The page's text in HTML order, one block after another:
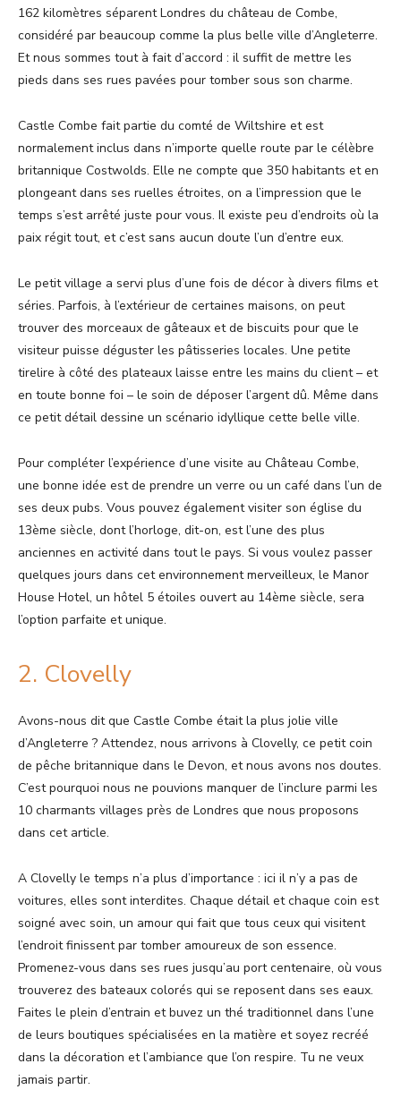
162 kilomètres séparent Londres du château de Combe,
considéré par beaucoup comme la plus belle ville d’Angleterre.
Et nous sommes tout à fait d’accord : il suffit de mettre les
pieds dans ses rues pavées pour tomber sous son charme.
Castle Combe fait partie du comté de Wiltshire et est
normalement inclus dans n’importe quelle route par le célèbre
britannique Costwolds. Elle ne compte que 350 habitants et en
plongeant dans ses ruelles étroites, on a l’impression que le
temps s’est arrêté juste pour vous. Il existe peu d’endroits où la
paix régit tout, et c’est sans aucun doute l’un d’entre eux.
Le petit village a servi plus d’une fois de décor à divers films et
séries. Parfois, à l’extérieur de certaines maisons, on peut
trouver des morceaux de gâteaux et de biscuits pour que le
visiteur puisse déguster les pâtisseries locales. Une petite
tirelire à côté des plateaux laisse entre les mains du client – et
en toute bonne foi – le soin de déposer l’argent dû. Même dans
ce petit détail dessine un scénario idyllique cette belle ville.
Pour compléter l’expérience d’une visite au Château Combe,
une bonne idée est de prendre un verre ou un café dans l’un de
ses deux pubs. Vous pouvez également visiter son église du
13ème siècle, dont l’horloge, dit-on, est l’une des plus
anciennes en activité dans tout le pays. Si vous voulez passer
quelques jours dans cet environnement merveilleux, le Manor
House Hotel, un hôtel 5 étoiles ouvert au 14ème siècle, sera
l’option parfaite et unique.
2. Clovelly
Avons-nous dit que Castle Combe était la plus jolie ville
d’Angleterre ? Attendez, nous arrivons à Clovelly, ce petit coin
de pêche britannique dans le Devon, et nous avons nos doutes.
C’est pourquoi nous ne pouvions manquer de l’inclure parmi les
10 charmants villages près de Londres que nous proposons
dans cet article.
A Clovelly le temps n’a plus d’importance : ici il n’y a pas de
voitures, elles sont interdites. Chaque détail et chaque coin est
soigné avec soin, un amour qui fait que tous ceux qui visitent
l’endroit finissent par tomber amoureux de son essence.
Promenez-vous dans ses rues jusqu’au port centenaire, où vous
trouverez des bateaux colorés qui se reposent dans ses eaux.
Faites le plein d’entrain et buvez un thé traditionnel dans l’une
de leurs boutiques spécialisées en la matière et soyez recréé
dans la décoration et l’ambiance que l’on respire. Tu ne veux
jamais partir.